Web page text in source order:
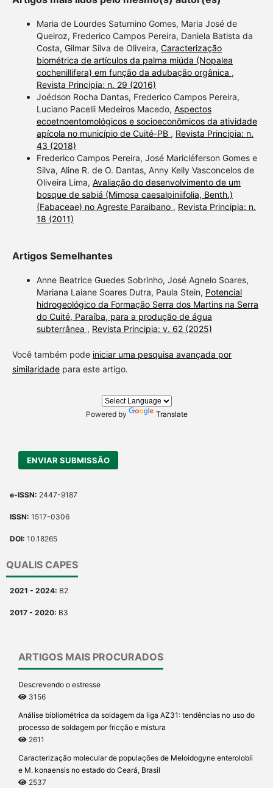
contrasts the cited claim, and
a label indicating in which
section the citation was
made.
Maria de Lourdes Saturnino Gomes, Maria José de
Queiroz, Frederico Campos Pereira, Daniela Batista da
Costa, Gilmar Silva de Oliveira, Caracterização
biométrica de artículos da palma miúda (Nopalea
cochenillifera) em função da adubação orgânica ,
Revista Principia: n. 29 (2016)
Joédson Rocha Dantas, Frederico Campos Pereira,
Luciano Pacelli Medeiros Macedo, Aspectos
ecoetnoentomológicos e socioeconômicos da atividade
apícola no município de Cuité-PB , Revista Principia: n.
43 (2018)
Frederico Campos Pereira, José Maricléferson Gomes e
Silva, Aline R. de O. Dantas, Anny Kelly Vasconcelos de
Oliveira Lima, Avaliação do desenvolvimento de um
bosque de sabiá (Mimosa caesalpiniifolia, Benth.)
(Fabaceae) no Agreste Paraibano , Revista Principia: n.
18 (2011)
Artigos Semelhantes
Anne Beatrice Guedes Sobrinho, José Agnelo Soares,
Mariana Laiane Soares Dutra, Paula Stein, Potencial
hidrogeológico da Formação Serra dos Martins na Serra
do Cuité, Paraíba, para a produção de água
subterrânea , Revista Principia: v. 62 (2025)
Você também pode iniciar uma pesquisa avançada por
similaridadepara este artigo.
Powered by Translate
ENVIAR SUBMISSÃO
e-ISSN: 2447-9187
ISSN: 1517-0306
DOI: 10.18265
QUALIS CAPES
2021 - 2024: B2
2017 - 2020: B3
ARTIGOS MAIS PROCURADOS
Descrevendo o estresse
3156
Análise bibliométrica da soldagem da liga AZ31: tendências no uso do
processo de soldagem por fricção e mistura
2611
Caracterização molecular de populações de Meloidogyne enterolobii
e M. konaensis no estado do Ceará, Brasil
2537